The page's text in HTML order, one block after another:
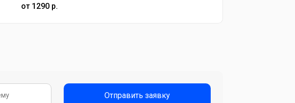
от 1290 р.
Отправить заявку